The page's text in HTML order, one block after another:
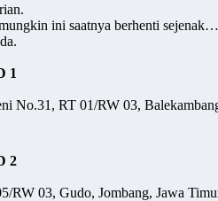
ini saatnya berhenti
1
No.31, RT 01/RW 03,
2
RW 03, Gudo, Jombang, Jawa